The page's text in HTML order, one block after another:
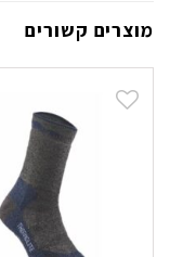
מוצרים קשורים